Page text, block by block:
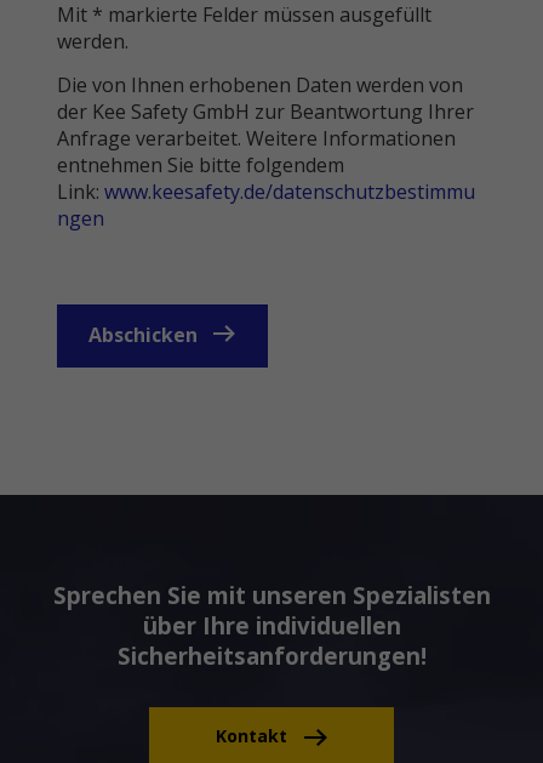
Mit * markierte Felder müssen ausgefüllt
werden.
Die von Ihnen erhobenen Daten werden von
der Kee Safety GmbH zur Beantwortung Ihrer
Anfrage verarbeitet. Weitere Informationen
entnehmen Sie bitte folgendem
Link: www.keesafety.de/datenschutzbestimmu
ngen
Abschicken
Sprechen Sie mit unseren Spezialisten
über Ihre individuellen
Sicherheitsanforderungen!
Kontakt